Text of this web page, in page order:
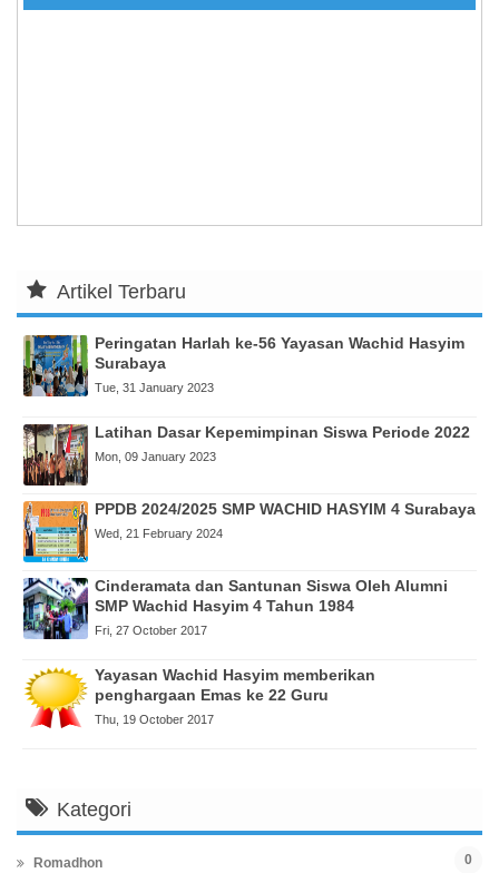
Artikel Terbaru
Peringatan Harlah ke-56 Yayasan Wachid Hasyim
Surabaya
Tue, 31 January 2023
Latihan Dasar Kepemimpinan Siswa Periode 2022
Mon, 09 January 2023
PPDB 2024/2025 SMP WACHID HASYIM 4 Surabaya
Wed, 21 February 2024
Cinderamata dan Santunan Siswa Oleh Alumni
SMP Wachid Hasyim 4 Tahun 1984
Fri, 27 October 2017
Yayasan Wachid Hasyim memberikan
penghargaan Emas ke 22 Guru
Thu, 19 October 2017
Kategori
Romadhon 0